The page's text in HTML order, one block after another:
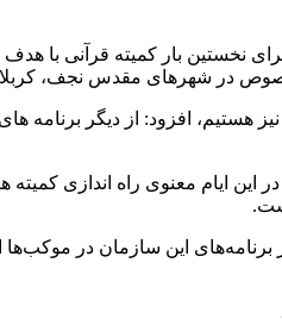
نخستین بار کمیته قرآنی با
در شهرهای مقدس نجف،
نیز هستیم، افزود: از دیگر
ایام معنوی راه اندازی
برنامه‌های این سازمان در